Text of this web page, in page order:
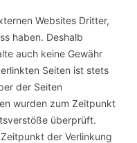
Websites Dritter,
haben. Deshalb
auch keine Gewähr
Seiten ist stets
der Seiten
wurden zum Zeitpunkt
überprüft.
der Verlinkung